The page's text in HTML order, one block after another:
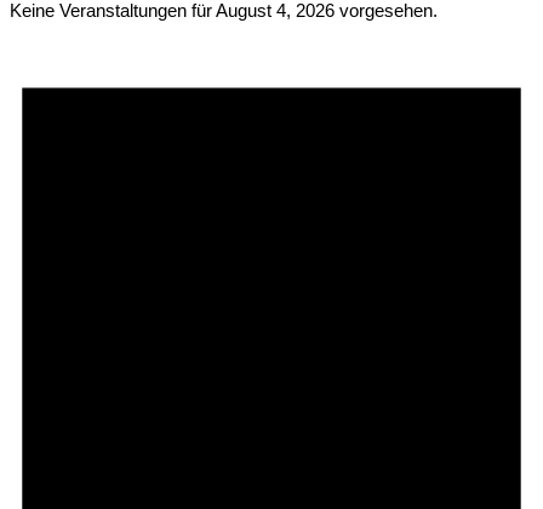
Keine Veranstaltungen für August 4, 2026 vorgesehen.